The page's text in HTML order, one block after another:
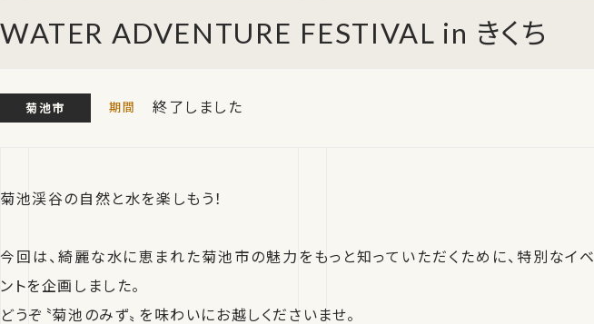
WATER ADVENTURE FESTIVAL in きくち
菊池市 終了しました
菊池渓谷の自然と水を楽しもう！
今回は、綺麗な水に恵まれた菊池市の魅力をもっと知っていただくために、特別なイベ
ントを企画しました。
どうぞ〝菊池のみず〟を味わいにお越しくださいませ。